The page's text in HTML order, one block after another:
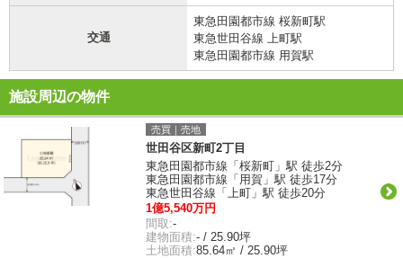
交通
東急田園都市線 桜新町駅
東急世田谷線 上町駅
東急田園都市線 用賀駅
施設周辺の物件
売買｜売地
世田谷区新町2丁目
東急田園都市線「桜新町」駅 徒歩2分
東急田園都市線「用賀」駅 徒歩17分
東急世田谷線「上町」駅 徒歩20分
1億5,540万円
間取:-
建物面積:- / 25.90坪
土地面積:85.64㎡ / 25.90坪